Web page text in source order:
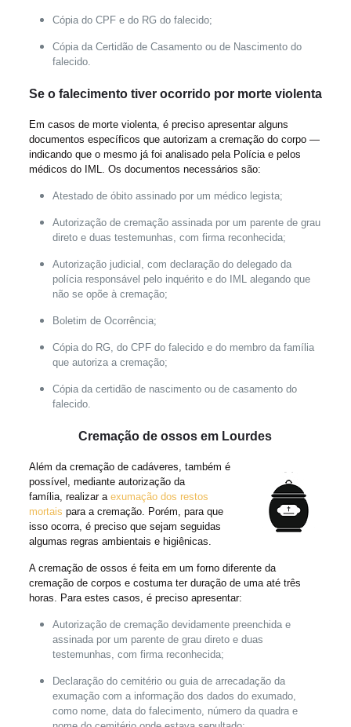
Cópia do CPF e do RG do falecido;
Cópia da Certidão de Casamento ou de Nascimento do
falecido.
Se o falecimento tiver ocorrido por morte violenta
Em casos de morte violenta, é preciso apresentar alguns
documentos específicos que autorizam a cremação do corpo —
indicando que o mesmo já foi analisado pela Polícia e pelos
médicos do IML. Os documentos necessários são:
Atestado de óbito assinado por um médico legista;
Autorização de cremação assinada por um parente de grau
direto e duas testemunhas, com firma reconhecida;
Autorização judicial, com declaração do delegado da
polícia responsável pelo inquérito e do IML alegando que
não se opõe à cremação;
Boletim de Ocorrência;
Cópia do RG, do CPF do falecido e do membro da família
que autoriza a cremação;
Cópia da certidão de nascimento ou de casamento do
falecido.
Cremação de ossos em Lourdes
Além da cremação de cadáveres, também é
possível, mediante autorização da
família, realizar a exumação dos restos
mortais para a cremação. Porém, para que
isso ocorra, é preciso que sejam seguidas
algumas regras ambientais e higiênicas.
A cremação de ossos é feita em um forno diferente da
cremação de corpos e costuma ter duração de uma até três
horas. Para estes casos, é preciso apresentar:
Autorização de cremação devidamente preenchida e
assinada por um parente de grau direto e duas
testemunhas, com firma reconhecida;
Declaração do cemitério ou guia de arrecadação da
exumação com a informação dos dados do exumado,
como nome, data do falecimento, número da quadra e